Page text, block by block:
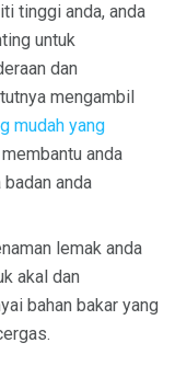
tinggi anda, anda
untuk
dan
mengambil
mudah yang
anda
anda
lemak anda
akal dan
bahan bakar yang